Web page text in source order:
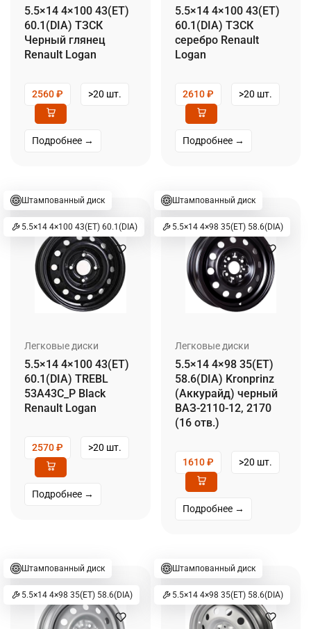
5.5×14 4×100 43(ET)
60.1(DIA) ТЗСК
Черный глянец
Renault Logan
2560₽ >20 шт.
Подробнее →
5.5×14 4×100 43(ET)
60.1(DIA) ТЗСК
серебро Renault
Logan
2610₽ >20 шт.
Подробнее →
Штампованный диск
5.5×14 4×100 43(ET) 60.1(DIA)
Легковые диски
5.5×14 4×100 43(ET)
60.1(DIA) TREBL
53A43C_P Black
Renault Logan
2570₽ >20 шт.
Подробнее →
Штампованный диск
5.5×14 4×98 35(ET) 58.6(DIA)
Легковые диски
5.5×14 4×98 35(ET)
58.6(DIA) Kronprinz
(Аккурайд) черный
ВАЗ-2110-12, 2170
(16 отв.)
1610₽ >20 шт.
Подробнее →
Штампованный диск
5.5×14 4×98 35(ET) 58.6(DIA)
Штампованный диск
5.5×14 4×98 35(ET) 58.6(DIA)